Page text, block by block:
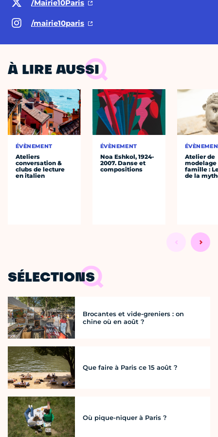
/Mairie10Paris
/mairie10paris
À LIRE AUSSI
ÉVÈNEMENT
Ateliers
conversation &
clubs de lecture
en italien
ÉVÈNEMENT
Noa Eshkol, 1924-
2007. Danse et
compositions
Atelier de
modelage
famille :
de la
SÉLECTIONS
Brocantes et vide-greniers : on
chine où en août ?
Que faire à Paris ce 15 août ?
Où pique-niquer à Paris ?